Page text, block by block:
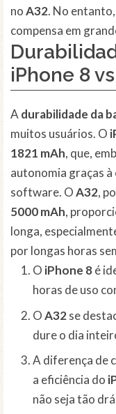
noA32. No
compensa em
iPhone 8
A durabilidade da
muitos usuários. O
1821 mAh, que,
autonomia graças
software. OA32,
5000 mAh,
longa,
por longas horas
O iPhone 8é
horas de uso
OA32se
dure o dia
A diferença de
a eficiência do
não seja tão